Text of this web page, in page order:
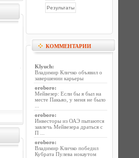
КОММЕНТАРИИ
Klyuch:
Владимир Кличко объявил о
завершении карьеры
oroboro:
Мейвезер: Если бы я был на
месте Пакьяо, у меня не было
oroboro:
Инвесторы из ОАЭ пытаются
завлечь Мейвезера драться с
П ...
oroboro:
Владимир Кличко победил
Кубрата Пулева нокаутом